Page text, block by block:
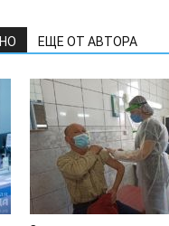
ЕЩЕ ОТ АВТОРА